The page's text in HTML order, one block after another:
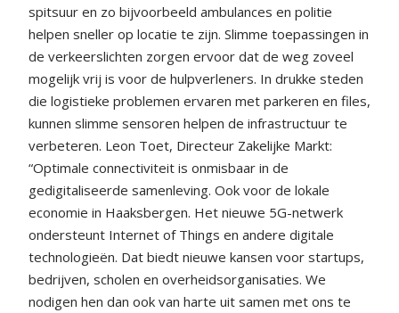
spitsuur en zo bijvoorbeeld ambulances en politie
helpen sneller op locatie te zijn. Slimme toepassingen in
de verkeerslichten zorgen ervoor dat de weg zoveel
mogelijk vrij is voor de hulpverleners. In drukke steden
die logistieke problemen ervaren met parkeren en files,
kunnen slimme sensoren helpen de infrastructuur te
verbeteren. Leon Toet, Directeur Zakelijke Markt:
“Optimale connectiviteit is onmisbaar in de
gedigitaliseerde samenleving. Ook voor de lokale
economie in Haaksbergen. Het nieuwe 5G-netwerk
ondersteunt Internet of Things en andere digitale
technologieën. Dat biedt nieuwe kansen voor startups,
bedrijven, scholen en overheidsorganisaties. We
nodigen hen dan ook van harte uit samen met ons te